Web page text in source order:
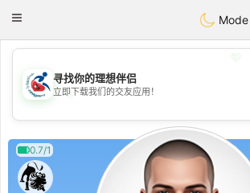
Handi Space
Toggle
Mode
💖
💕
寻找你的理想伴侣
立即下载我们的交友应用！
0.7/1